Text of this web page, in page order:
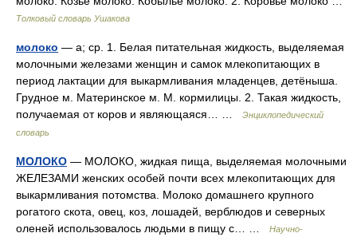
Толковый словарь Ушакова
молоко — а; ср. 1. Белая питательная жидкость, выделяемая
молочными железами женщин и самок млекопитающих в
период лактации для выкармливания младенцев, детёныша.
Грудное м. Материнское м. М. кормилицы. 2. Такая жидкость,
получаемая от коров и являющаяся… …
Энциклопедический
словарь
МОЛОКО — МОЛОКО, жидкая пища, выделяемая молочными
ЖЕЛЕЗАМИ женских особей почти всех млекопитающих для
выкармливания потомства. Молоко домашнего крупного
рогатого скота, овец, коз, лошадей, верблюдов и северных
оленей использовалось людьми в пищу с… …
Научно-